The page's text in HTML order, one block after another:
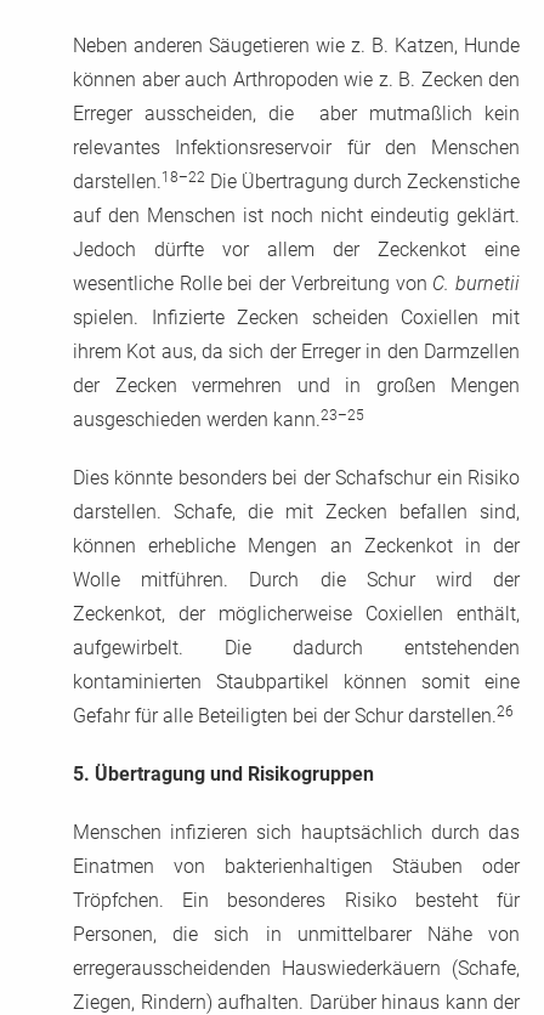
Neben anderen Säugetieren wie z. B. Katzen, Hunde
können aber auch Arthropoden wie z. B. Zecken den
Erreger ausscheiden, die aber mutmaßlich kein
relevantes Infektionsreservoir für den Menschen
darstellen. 18–22 Die Übertragung durch Zeckenstiche
auf den Menschen ist noch nicht eindeutig geklärt.
Jedoch dürfte vor allem der Zeckenkot eine
wesentliche Rolle bei der Verbreitung von C. burnetii
spielen. Infizierte Zecken scheiden Coxiellen mit
ihrem Kot aus, da sich der Erreger in den Darmzellen
der Zecken vermehren und in großen Mengen
ausgeschieden werden kann.23–25
Dies könnte besonders bei der Schafschur ein Risiko
darstellen. Schafe, die mit Zecken befallen sind,
können erhebliche Mengen an Zeckenkot in der
Wolle mitführen. Durch die Schur wird der
Zeckenkot, der möglicherweise Coxiellen enthält,
aufgewirbelt. Die dadurch entstehenden
kontaminierten Staubpartikel können somit eine
Gefahr für alle Beteiligten bei der Schur darstellen.26
5. Übertragung und Risikogruppen
Menschen infizieren sich hauptsächlich durch das
Einatmen von bakterienhaltigen Stäuben oder
Tröpfchen. Ein besonderes Risiko besteht für
Personen, die sich in unmittelbarer Nähe von
erregerausscheidenden Hauswiederkäuern (Schafe,
Ziegen, Rindern) aufhalten. Darüber hinaus kann der